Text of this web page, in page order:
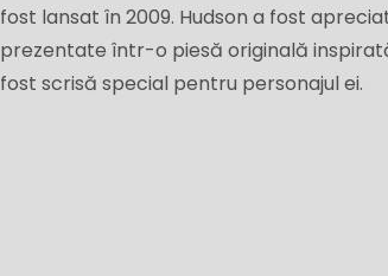
fost lansat în 2009. Hudson a fost
prezentate într-o piesă originală
fost scrisă special pentru personajul ei.